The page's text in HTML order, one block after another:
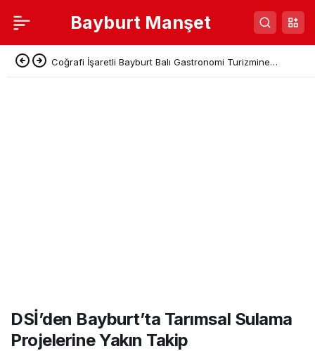
Bayburt Manşet
Coğrafi İşaretli Bayburt Balı Gastronomi Turizmine
DSİ’den Bayburt’ta Tarımsal Sulama
Projelerine Yakın Takip